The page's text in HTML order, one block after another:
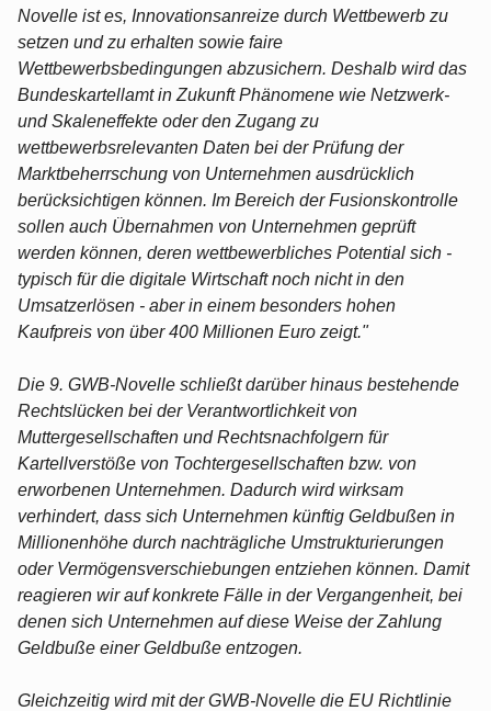
Novelle ist es, Innovationsanreize durch Wettbewerb zu
setzen und zu erhalten sowie faire
Wettbewerbsbedingungen abzusichern. Deshalb wird das
Bundeskartellamt in Zukunft Phänomene wie Netzwerk-
und Skaleneffekte oder den Zugang zu
wettbewerbsrelevanten Daten bei der Prüfung der
Marktbeherrschung von Unternehmen ausdrücklich
berücksichtigen können. Im Bereich der Fusionskontrolle
sollen auch Übernahmen von Unternehmen geprüft
werden können, deren wettbewerbliches Potential sich -
typisch für die digitale Wirtschaft noch nicht in den
Umsatzerlösen - aber in einem besonders hohen
Kaufpreis von über 400 Millionen Euro zeigt."
Die 9. GWB-Novelle schließt darüber hinaus bestehende
Rechtslücken bei der Verantwortlichkeit von
Muttergesellschaften und Rechtsnachfolgern für
Kartellverstöße von Tochtergesellschaften bzw. von
erworbenen Unternehmen. Dadurch wird wirksam
verhindert, dass sich Unternehmen künftig Geldbußen in
Millionenhöhe durch nachträgliche Umstrukturierungen
oder Vermögensverschiebungen entziehen können. Damit
reagieren wir auf konkrete Fälle in der Vergangenheit, bei
denen sich Unternehmen auf diese Weise der Zahlung
Geldbuße einer Geldbuße entzogen.
Gleichzeitig wird mit der GWB-Novelle die EU Richtlinie